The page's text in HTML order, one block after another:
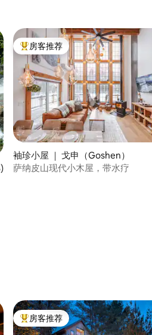
分（满分 5 分），共 686 条评价
热门「房客推荐」
房客推荐
袖珍小屋 ｜ 戈申（Goshen）
萨纳皮山现代小木屋，带水疗
热门「房客推荐」
房客推荐